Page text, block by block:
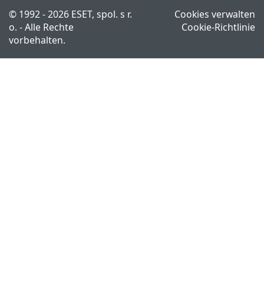
© 1992 - 2026 ESET, spol. s r.
o. - Alle Rechte
vorbehalten.
Cookies verwalten
Cookie-Richtlinie